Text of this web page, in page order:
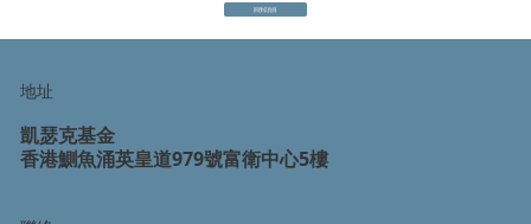
回到項目
地址
凱瑟克基金
香港鰂魚涌英皇道979號富衛中心5樓